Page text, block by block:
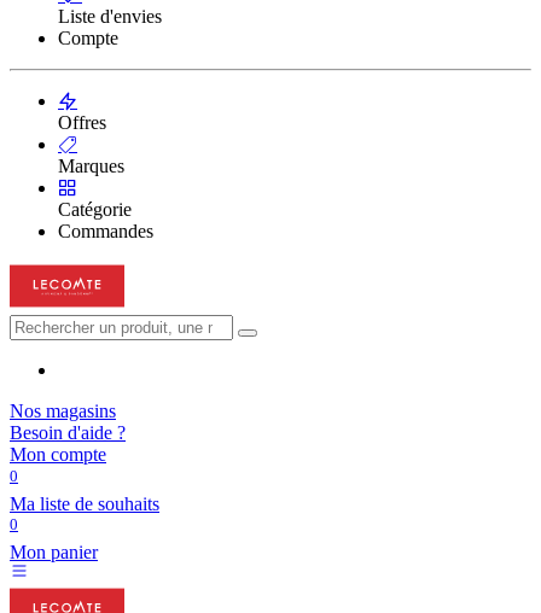
Liste d'envies
Compte
Offres
Marques
Catégorie
Commandes
Nos magasins
Besoin d'aide ?
Mon compte
0
Ma liste de souhaits
0
Mon panier